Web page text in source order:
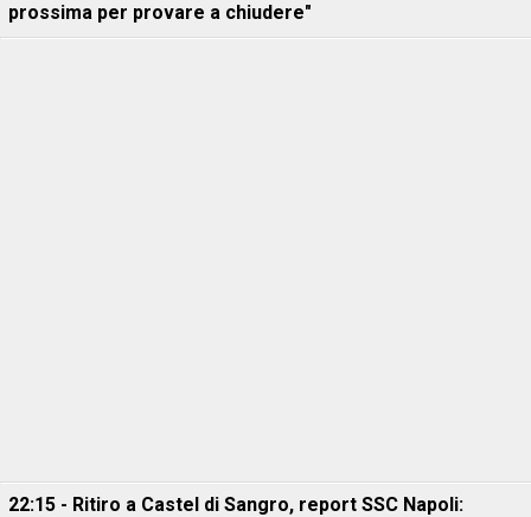
prossima per provare a chiudere"
22:15 - Ritiro a Castel di Sangro, report SSC Napoli: